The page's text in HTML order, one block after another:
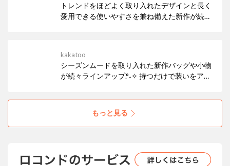
トレンドをほどよく取り入れたデザインと長く
愛用できる使いやすさを兼ね備えた新作が続々
kakatoo
シーズンムードを取り入れた新作バッグや小物
が続々ラインアップ.°˖✧ 持つだけで装いをアッ
してください♩
もっと見る